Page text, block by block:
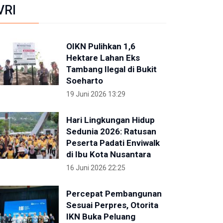
OIKN Pulihkan 1,6
Hektare Lahan Eks
Tambang Ilegal di Bukit
Soeharto
19 Juni 2026 13:29
Hari Lingkungan Hidup
Sedunia 2026: Ratusan
Peserta Padati Enviwalk
di Ibu Kota Nusantara
16 Juni 2026 22:25
Percepat Pembangunan
Sesuai Perpres, Otorita
IKN Buka Peluang